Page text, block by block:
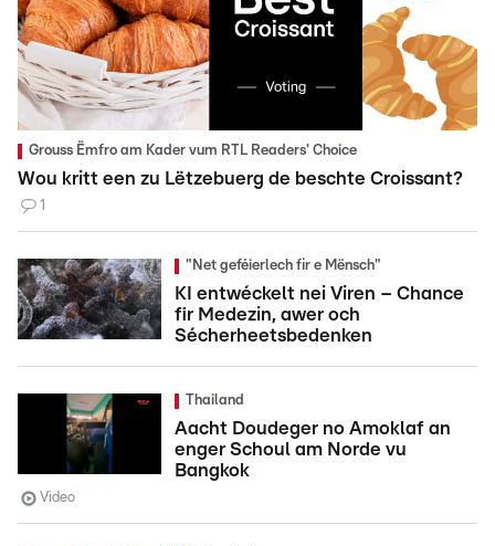
Grouss Ëmfro am Kader vum RTL Readers' Choice
Wou kritt een zu Lëtzebuerg de beschte Croissant?
1
"Net geféierlech fir e Mënsch"
KI entwéckelt nei Viren – Chance
fir Medezin, awer och
Sécherheetsbedenken
Thailand
Aacht Doudeger no Amoklaf an
enger Schoul am Norde vu
Bangkok
Video